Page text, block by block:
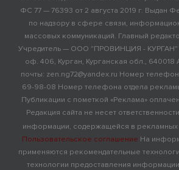
ФС 77 — 76393 от 2 августа 2019 г. Выдан
по надзору в сфере связи,
массовых коммуникаций. Главный
Учредитель — ООО "ПРОВИНЦИЯ - КУРГАН"
оф. 406, Курган, Курганская обл., 640018
почты: zen.ng72@yandex.ru Номер
69-98-08 Номер телефона отдела
Публикации с пометкой «Реклама»
Редакция сайта не несет
информации, содержащейся в рекламных
Пользовательское соглашение На
применяются рекомендательные
технологии предоставления